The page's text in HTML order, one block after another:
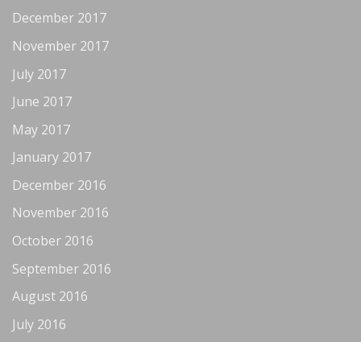
December 2017
November 2017
July 2017
June 2017
May 2017
January 2017
December 2016
November 2016
October 2016
September 2016
August 2016
July 2016